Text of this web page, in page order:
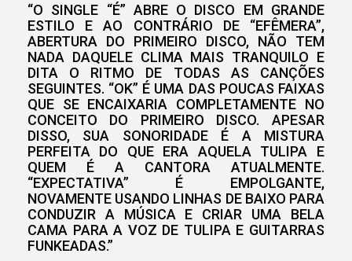
“O SINGLE “É” ABRE O DISCO EM GRANDE
ESTILO E AO CONTRÁRIO DE “EFÊMERA”,
ABERTURA DO PRIMEIRO DISCO, NÃO TEM
NADA DAQUELE CLIMA MAIS TRANQUILO E
DITA O RITMO DE TODAS AS CANÇÕES
SEGUINTES. “OK” É UMA DAS POUCAS FAIXAS
QUE SE ENCAIXARIA COMPLETAMENTE NO
CONCEITO DO PRIMEIRO DISCO. APESAR
DISSO, SUA SONORIDADE É A MISTURA
PERFEITA DO QUE ERA AQUELA TULIPA E
QUEM É A CANTORA ATUALMENTE.
“EXPECTATIVA” É EMPOLGANTE,
NOVAMENTE USANDO LINHAS DE BAIXO PARA
CONDUZIR A MÚSICA E CRIAR UMA BELA
CAMA PARA A VOZ DE TULIPA E GUITARRAS
FUNKEADAS.”